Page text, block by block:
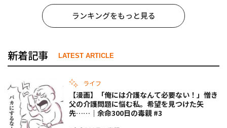
ランキングをもっと見る
新着記事 LATEST ARTICLE
ライフ
【漫画】「俺には介護なんて必要ない！」憎き
父の介護問題に悩む私。希望を見つけた矢
先……｜余命300日の毒親 #3